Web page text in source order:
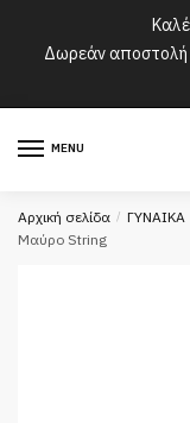
navigation
Δωρεάν αποστολή
MENU
Αρχική σελίδα / ΓΥΝΑΙΚΑ
Μαύρο String